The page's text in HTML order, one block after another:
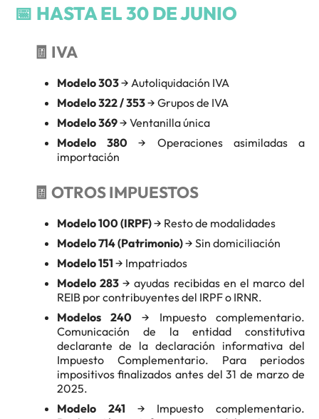
📅 HASTA EL 30 DE JUNIO
🧾 IVA
Modelo 303→ Autoliquidación IVA
Modelo 322 / 353→ Grupos de IVA
Modelo 369→ Ventanilla única
Modelo 380 → Operaciones asimiladas a
importación
🧾 OTROS IMPUESTOS
Modelo 100 (IRPF)→ Resto de modalidades
Modelo 714 (Patrimonio)→ Sin domiciliación
Modelo 151 → Impatriados
Modelo 283→ ayudas recibidas en el marco del
REIB por contribuyentes del IRPF o IRNR.
Modelos 240 → Impuesto complementario.
Comunicación de la entidad constitutiva
declarante de la declaración informativa del
Impuesto Complementario. Para periodos
impositivos finalizados antes del 31 de marzo de
2025.
Modelo 241 → Impuesto complementario.